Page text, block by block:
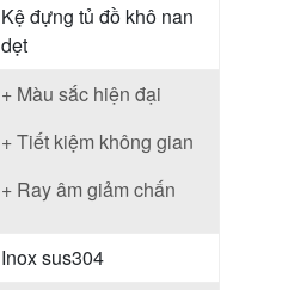
Kệ đựng tủ đồ khô nan
dẹt
+ Màu sắc hiện đại
+ Tiết kiệm không gian
+ Ray âm giảm chấn
Inox sus304